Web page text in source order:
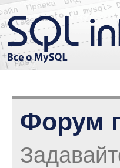
Форум